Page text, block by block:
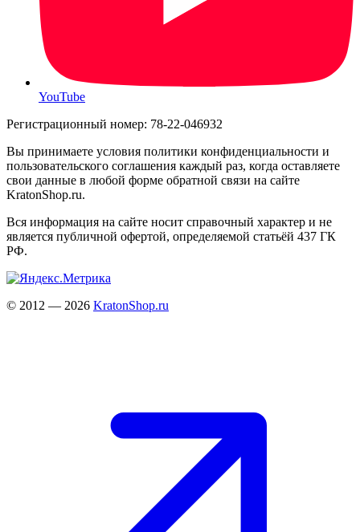
YouTube
Регистрационный номер: 78-22-046932
Вы принимаете условия политики конфиденциальности и
пользовательского соглашения каждый раз, когда оставляете
свои данные в любой форме обратной связи на сайте
KratonShop.ru.
Вся информация на сайте носит справочный характер и не
является публичной офертой, определяемой статьёй 437 ГК
РФ.
© 2012 — 2026 KratonShop.ru